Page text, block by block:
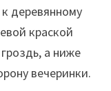
деревянному
краской
а ниже
вечеринки.